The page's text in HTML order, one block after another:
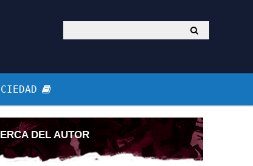
DEL AUTOR